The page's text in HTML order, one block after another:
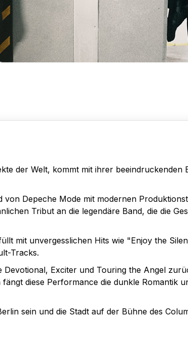
der Welt, kommt mit ihrer beeindruckenden
Depeche Mode mit modernen
Tribut an die legendäre Band, die die
mit unvergesslichen Hits wie "Enjoy the
Tracks.
Exciter und Touring the Angel
diese Performance die dunkle Romantik
sein und die Stadt auf der Bühne des